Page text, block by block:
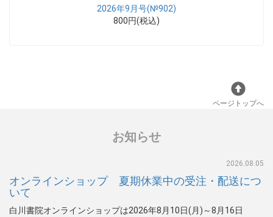
2026年9月号(№902)
800円(税込)
ページトップへ
お知らせ
2026.08.05
オンラインショップ 夏期休業中の受注・配送につ
いて
白川書院オンラインショップは2026年8月10日(月)～8月16日